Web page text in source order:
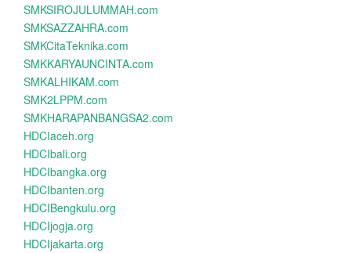
SMKSIROJULUMMAH.com
SMKSAZZAHRA.com
SMKCitaTeknika.com
SMKKARYAUNCINTA.com
SMKALHIKAM.com
SMK2LPPM.com
SMKHARAPANBANGSA2.com
HDCIaceh.org
HDCIbali.org
HDCIbangka.org
HDCIbanten.org
HDCIBengkulu.org
HDCIjogja.org
HDCIjakarta.org